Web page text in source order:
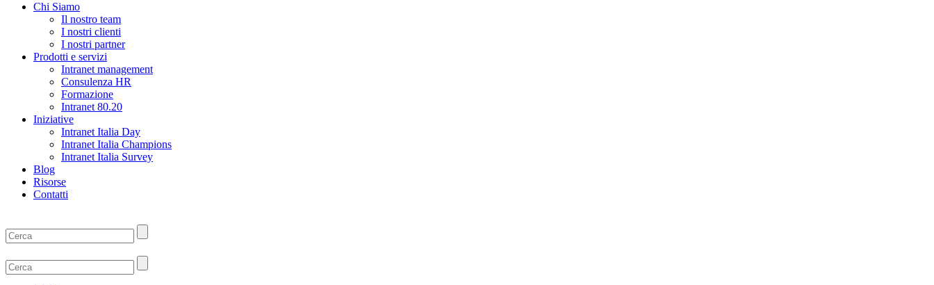
Chi Siamo
Il nostro team
I nostri clienti
I nostri partner
Prodotti e servizi
Intranet management
Consulenza HR
Formazione
Intranet 80.20
Iniziative
Intranet Italia Day
Intranet Italia Champions
Intranet Italia Survey
Blog
Risorse
Contatti